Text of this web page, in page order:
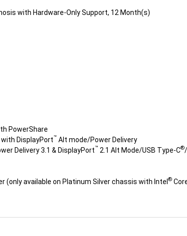
with Hardware-Only Support, 12 Month(s)
PowerShare
DisplayPort™ Alt mode/Power Delivery
Delivery 3.1 & DisplayPort™ 2.1 Alt Mode/USB Type-C®
(only available on Platinum Silver chassis with Intel®